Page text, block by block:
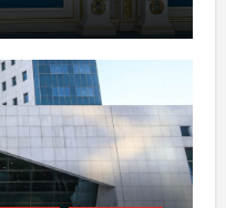
ДОРОГ